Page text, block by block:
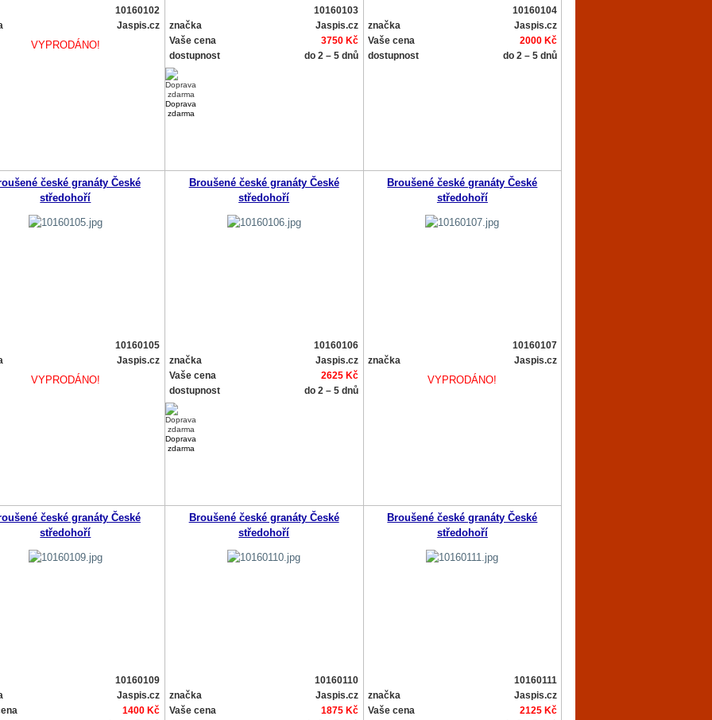
10160102
Jaspis.cz
VYPRODÁNO!
10160103
značka
Jaspis.cz
Vaše cena
3750 Kč
dostupnost
do 2 – 5 dnů
Doprava
zdarma
10160104
značka
Jaspis.cz
Vaše cena
2000 Kč
dostupnost
do 2 – 5 dnů
české granáty České
středohoří
10160105
Jaspis.cz
VYPRODÁNO!
Broušené české granáty České
středohoří
10160106
značka
Jaspis.cz
Vaše cena
2625 Kč
dostupnost
do 2 – 5 dnů
Doprava
zdarma
Broušené české granáty České
středohoří
10160107
značka
Jaspis.cz
VYPRODÁNO!
české granáty České
středohoří
10160109
Jaspis.cz
1400 Kč
Broušené české granáty České
středohoří
10160110
značka
Jaspis.cz
Vaše cena
1875 Kč
Broušené české granáty České
středohoří
10160111
značka
Jaspis.cz
Vaše cena
2125 Kč